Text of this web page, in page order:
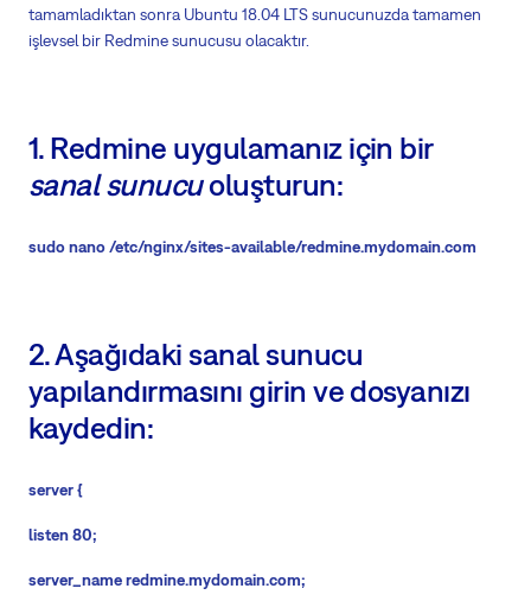
tamamladıktan sonra Ubuntu 18.04 LTS sunucunuzda tamamen
işlevsel bir Redmine sunucusu olacaktır.
1. Redmine uygulamanız için bir
sanal sunucuoluşturun:
sudo nano /etc/nginx/sites-available/redmine.mydomain.com
2. Aşağıdaki sanal sunucu
yapılandırmasını girin ve dosyanızı
kaydedin:
server {
listen 80;
server_nameredmine.mydomain.com;